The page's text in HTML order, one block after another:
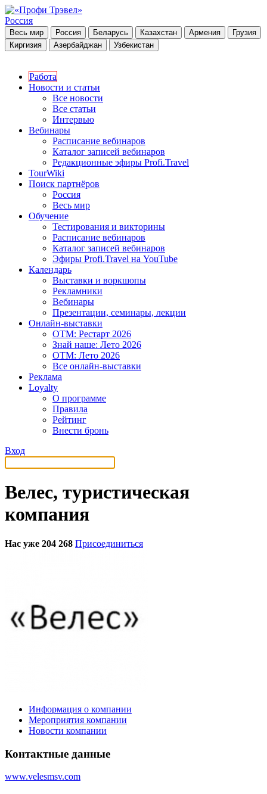
Россия
Весь мир Россия Беларусь Казахстан Армения
Грузия
Киргизия
Азербайджан Узбекистан
Работа
Новости и статьи
Все новости
Все статьи
Интервью
Вебинары
Расписание вебинаров
Каталог записей вебинаров
Редакционные эфиры Profi.Travel
TourWiki
Поиск партнёров
Россия
Весь мир
Обучение
Тестирования и викторины
Расписание вебинаров
Каталог записей вебинаров
Эфиры Profi.Travel на YouTube
Календарь
Выставки и воркшопы
Рекламники
Вебинары
Презентации, семинары, лекции
Онлайн-выставки
OTM: Рестарт 2026
Знай наше: Лето 2026
OTM: Лето 2026
Все онлайн-выставки
Реклама
Loyalty
О программе
Правила
Рейтинг
Внести бронь
Вход
Велес, туристическая
компания
Нас уже 204 268 Присоединиться
Информация о компании
Мероприятия компании
Новости компании
Контактные данные
www.velesmsv.com